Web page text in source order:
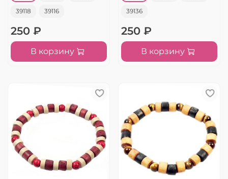
39118 39116
250 ₽
В корзину
39136
250 ₽
В корзину